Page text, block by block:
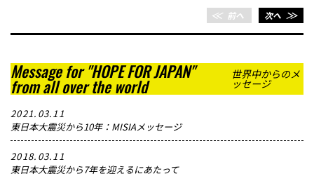
＜＜前へ 次へ＞＞
Message for "HOPE FOR JAPAN"
from all over the world
世界中からのメ
ッセージ
2021.03.11
東日本大震災から10年：MISIAメッセージ
2018.03.11
東日本大震災から7年を迎えるにあたって